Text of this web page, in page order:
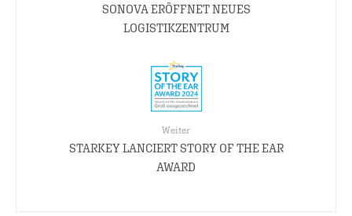
SONOVA ERÖFFNET NEUES
LOGISTIKZENTRUM
Weiter
STARKEY LANCIERT STORY OF THE EAR
AWARD